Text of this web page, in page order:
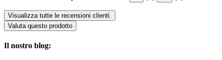
Visualizza tutte le recensioni clienti.
Valuta questo prodotto
Il nostro blog: